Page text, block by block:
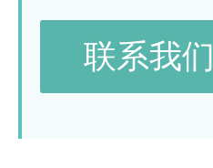
联系我们